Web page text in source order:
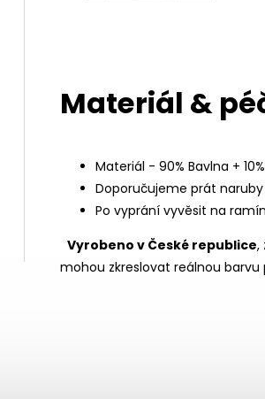
Materiál &
Materiál - 90% Bavlna +
Doporučujeme prát
Po vyprání vyvěsit na
Vyrobeno v České republice,
mohou zkreslovat reálnou barvu